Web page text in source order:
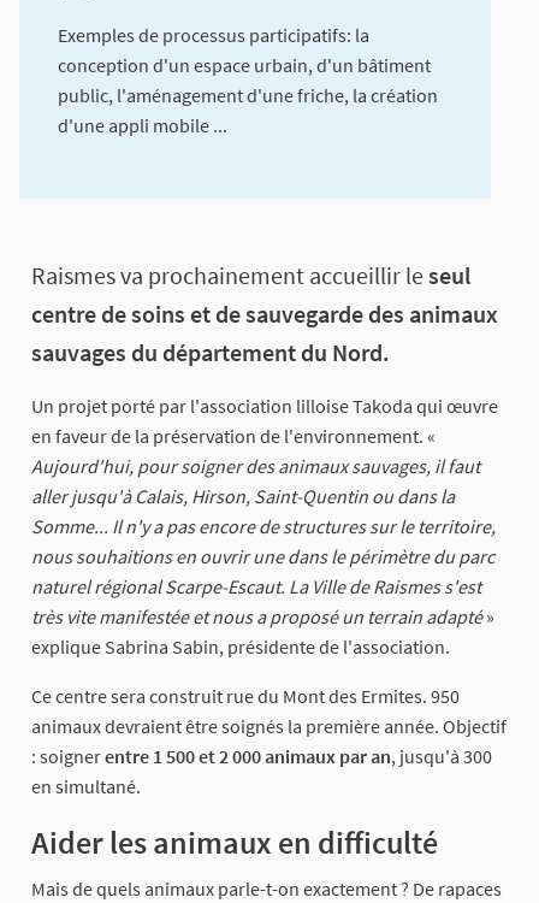
Exemples de processus participatifs: la
conception d'un espace urbain, d'un bâtiment
public, l'aménagement d'une friche, la création
d'une appli mobile ...
A propos de cette concertation
Raismes va prochainement accueillir leseul
centre de soins et de sauvegarde des animaux
sauvages du département du Nord.
Un projet porté par l'association lilloise Takoda qui œuvre
en faveur de la préservation de l'environnement. «
Aujourd'hui, pour soigner des animaux sauvages, il faut
aller jusqu'à Calais, Hirson, Saint-Quentin ou dans la
Somme... Il n'y a pas encore de structures sur le territoire,
nous souhaitions en ouvrir une dans le périmètre du parc
naturel régional Scarpe-Escaut. La Ville de Raismes s'est
très vite manifestée et nous a proposé un terrain adapté»
explique Sabrina Sabin, présidente de l'association.
Ce centre sera construit rue du Mont des Ermites. 950
animaux devraient être soignés la première année. Objectif
: soignerentre 1 500 et 2 000 animaux par an, jusqu'à 300
en simultané.
Aider les animaux en difficulté
Mais de quels animaux parle-t-on exactement ? De rapaces